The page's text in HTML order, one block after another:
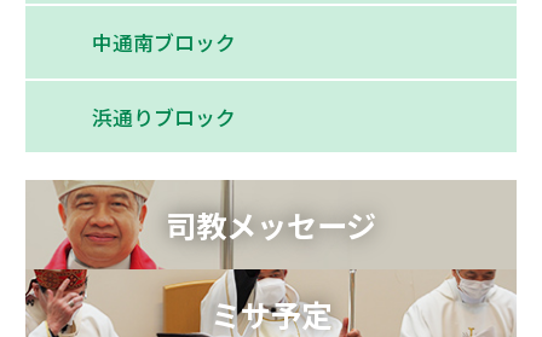
中通南ブロック
浜通りブロック
司教メッセージ
ミサ予定